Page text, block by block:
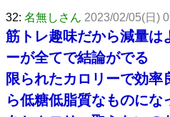
32: 名無しさん 2023/02/05(日)
筋トレ趣味だから減量は
ーが全てで結論がでる
限られたカロリーで効率
ら低糖低脂質なものにな